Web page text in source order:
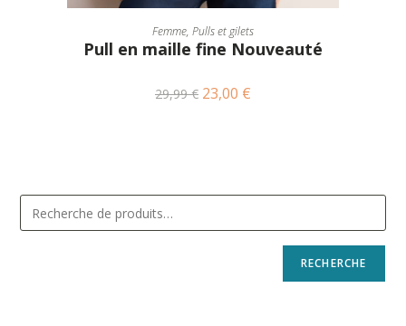
CHOIX DES OPTIONS
Femme, Pulls et gilets
Pull en maille fine Nouveauté
29,99€ 23,00 €
RECHERCHE